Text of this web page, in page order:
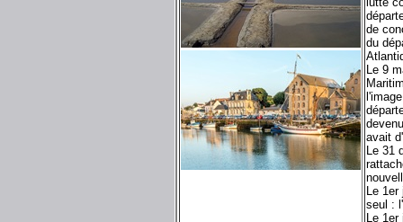
de
du
Le 9
avait
Le 31
Le
seul :
Le